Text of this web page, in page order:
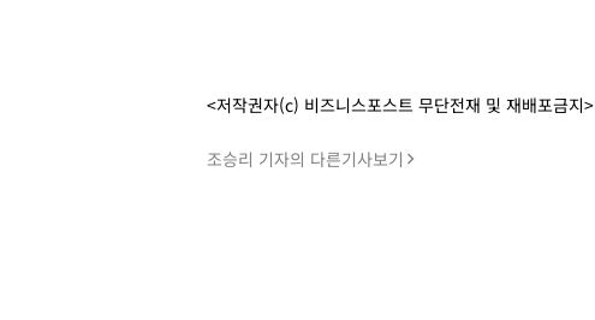
<저작권자(c) 비즈니스포스트 무단전재 및 재배포금지>
조승리 기자의 다른기사보기